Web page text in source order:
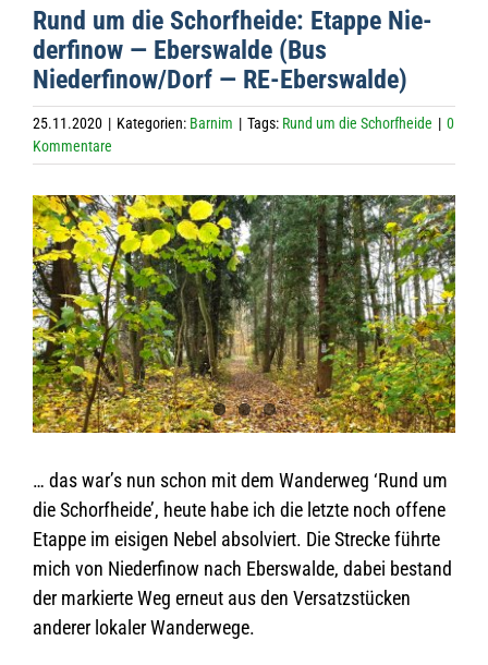
Rund um die Schorf­heide: Etappe Nie­
der­fi­now — Ebers­walde (Bus
Niederfinow/Dorf — RE-Eberswalde)
25.11.2020 | Kategorien: Barnim | Tags: Rund um die Schorfheide | 0
Kommentare
Zeige
grösseres
Bild
… das war’s nun schon mit dem Wan­der­weg ‘Rund um
die Schorf­heide’, heute habe ich die letzte noch offene
Etappe im eisi­gen Nebel absol­viert. Die Stre­cke führte
mich von Nie­der­fi­now nach Ebers­walde, dabei bestand
der mar­kierte Weg erneut aus den Ver­satz­stü­cken
ande­rer loka­ler Wanderwege.